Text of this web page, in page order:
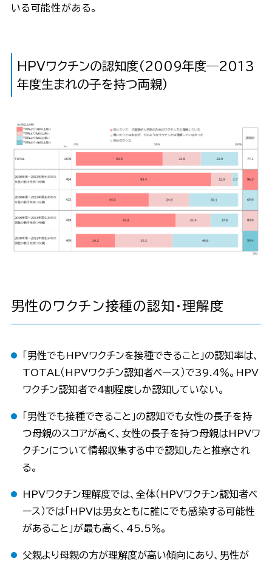
いる可能性がある。
HPVワクチンの認知度（2009年度―2013
年度生まれの子を持つ両親）
男性のワクチン接種の認知・理解度
「男性でもHPVワクチンを接種できること」の認知率は、
TOTAL（HPVワクチン認知者ベース）で39.4％。HPV
ワクチン認知者で4割程度しか認知していない。
「男性でも接種できること」の認知でも女性の長子を持
つ母親のスコアが高く、女性の長子を持つ母親はHPVワ
クチンについて情報収集する中で認知したと推察され
る。
HPVワクチン理解度では、全体（HPVワクチン認知者ベ
ース）では「HPVは男女ともに誰にでも感染する可能性
があること」が最も高く、45.5％。
父親より母親の方が理解度が高い傾向にあり、男性が